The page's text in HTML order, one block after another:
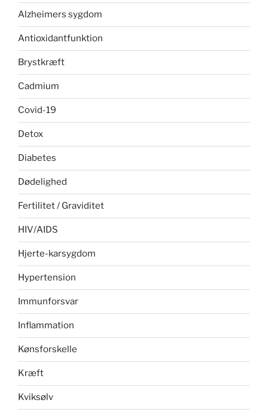
Alzheimers sygdom
Antioxidantfunktion
Brystkræft
Cadmium
Covid-19
Detox
Diabetes
Dødelighed
Fertilitet / Graviditet
HIV/AIDS
Hjerte-karsygdom
Hypertension
Immunforsvar
Inflammation
Kønsforskelle
Kræft
Kviksølv